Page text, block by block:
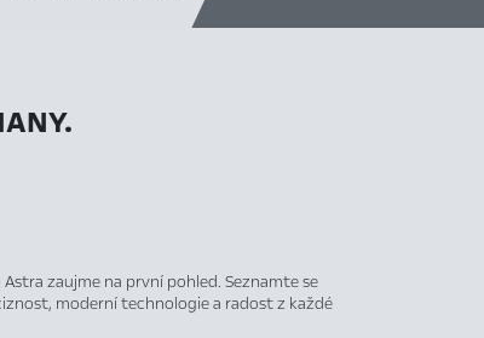
zaujme na první pohled. Seznamte se
moderní technologie a radost z každé